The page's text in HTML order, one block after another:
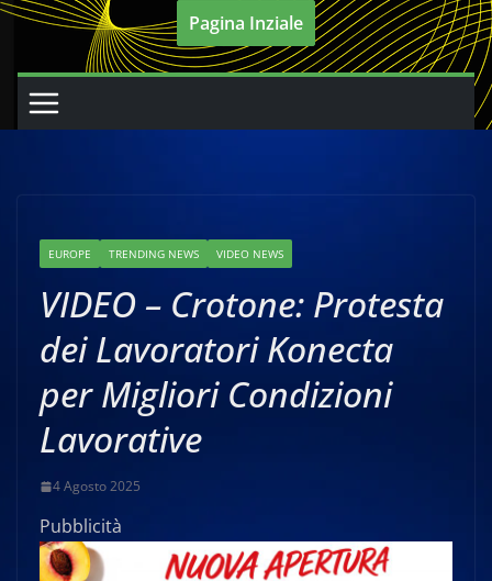
Pagina Inziale
EUROPE TRENDING NEWS VIDEO NEWS
VIDEO – Crotone: Protesta
dei Lavoratori Konecta
per Migliori Condizioni
Lavorative
4 Agosto 2025
Pubblicità